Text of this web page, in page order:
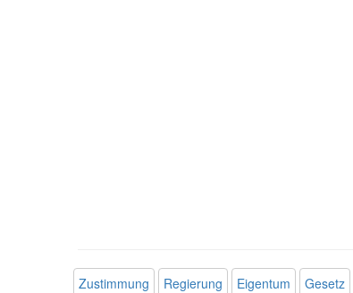
Zustimmung Regierung Eigentum Gesetz